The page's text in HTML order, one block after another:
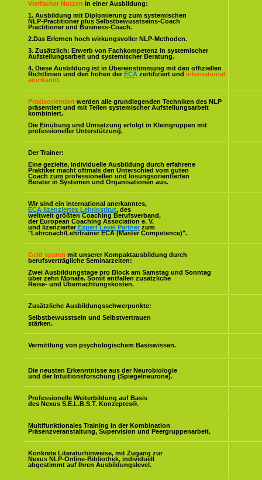
Vierfacher Nutzen in einer Ausbildung:
1. Ausbildung mit Diplomierung zum systemischen
NLP-Practitioner plus Selbstbewusstseins-Coach
Practitioner und Business-Coach.
2.Das Erlernen hoch wirkungsvoller NLP-Methoden.
3. Zusätzlich: Erwerb von Fachkompetenz in systemischer
Aufstellungsarbeit und systemischer Beratung.
4. Diese Ausbildung ist in Übereinstimmung mit den offiziellen
Richtlinien und den hohen der ECA zertifiziert und international
anerkannt.
Praxisorientiert werden alle grundlegenden Techniken des NLP
präsentiert und mit Teilen systemischer Aufstellungsarbeit
kombiniert.
Die Einübung und Umsetzung erfolgt in Kleingruppen mit
professioneller Unterstützung.
Der Trainer:
Eine gezielte, individuelle Ausbildung durch erfahrene
Praktiker macht oftmals den Unterschied vom guten
Coach zum professionellen und lösungsorientierten
Berater in Systemen und Organisationen aus.
Wir sind ein international anerkanntes,
ECA lizenziertes Lehrinstitut, des
weltweit größten Coaching Berufsverband,
der European Coaching Association e. V.
und lizenzierter Expert Level Partner zum
"Lehrcoach/Lehrtrainer ECA (Master Competence)".
Geld sparen mit unserer Kompaktausbildung durch
berufsverträgliche Seminarzeiten:
Zwei Ausbildungstage pro Block am Samstag und Sonntag
über zehn Monate. Somit entfallen zusätzliche
Reise- und Übernachtungskosten.
Zusätzliche Ausbildungsschwerpunkte:
Selbstbewusstsein und Selbstvertrauen
stärken.
Vermittlung von psychologischem Basiswissen.
Die neusten Erkenntnisse aus der Neurobiologie
und der Intuitionsforschung (Spiegelneurone).
Professionelle Weiterbildung auf Basis
des Nexus S.E.L.B.S.T. Konzeptes®.
Multifunktionales Training in der Kombination
Präsenzveranstaltung, Supervision und Peergruppenarbeit.
Konkrete Literaturhinweise, mit Zugang zur
Nexus NLP-Online-Bibliothek, individuell
abgestimmt auf Ihren Ausbildungslevel.